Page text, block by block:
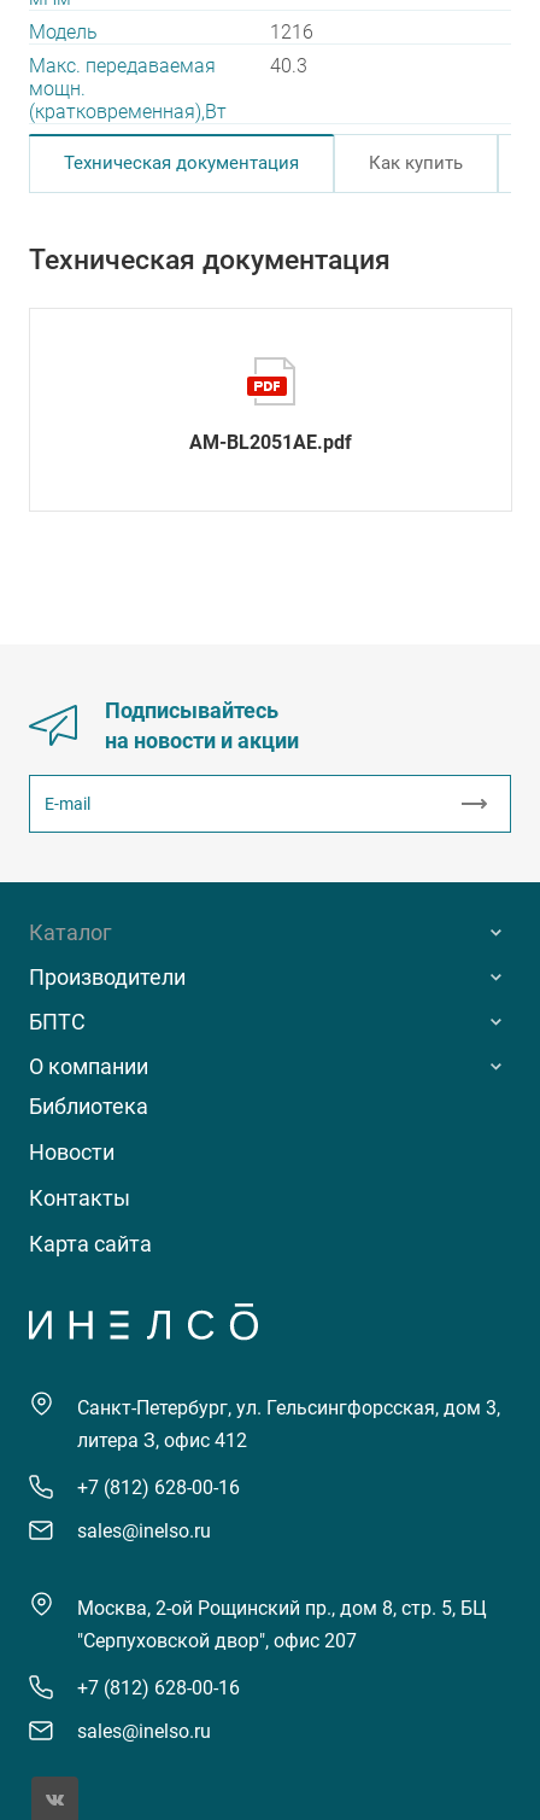
Модель
1216
Макс. передаваемая
мощн.
(кратковременная),Вт
40.3
Техническая документация Как купить
Техническая документация
AM-BL2051AE.pdf
Подписывайтесь
на новости и акции
Каталог
Производители
БПТС
О компании
Библиотека
Новости
Контакты
Карта сайта
Санкт-Петербург, ул. Гельсингфорсская, дом 3,
литера З, офис 412
+7 (812) 628-00-16
sales@inelso.ru
Москва, 2-ой Рощинский пр., дом 8, стр. 5, БЦ
"Серпуховской двор", офис 207
+7 (812) 628-00-16
sales@inelso.ru